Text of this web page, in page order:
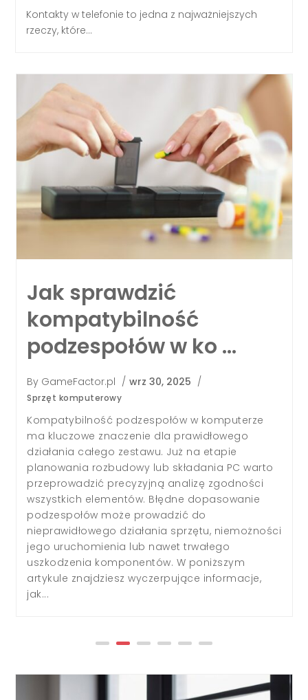
Kontakty w telefonie to jedna z najważniejszych
rzeczy, które...
Jak podłączyć 2 karty
graficzne do komputera
i …
Sprzęt komputerowy
komputera to rozwiązanie, które rozważa wiele
osób poszukujących wyższej wydajności
graficznej. Jednak sam proces instalacji oraz
sens posiadania dwóch GPU w komputerze są
znacznie bardziej złożone, niż mogłoby się
wydawać na pierwszy rzut oka. W tym artykule
zobaczysz, jak podłączyć 2 karty graficzne do
jednego komputera oraz czy obecnie takie
rozwiązanie jest rzeczywiście opłacalne. Jak
technicznie...